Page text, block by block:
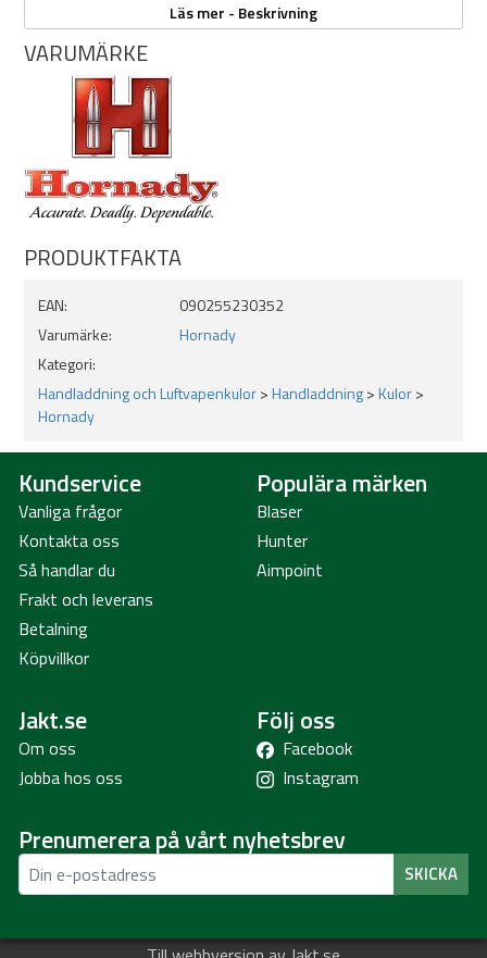
Modell: Hornady InterLock RN
Typ: Jaktkula för handladdning
Kaliber: .30 Cal (.308)
Kulvikt: 150 grain
Konstruktion: RN (Round Nose)
InterLock®-konstruktion
Exponerad blyspets
Ballistisk koefficient (G1): 0.186
Sectional Density (SD): 0.226
Läs mer - Beskrivning
VARUMÄRKE
PRODUKTFAKTA
EAN:
090255230352
Varumärke:
Hornady
Kategori:
Handladdning och Luftvapenkulor>Handladdning>Kulor>
Hornady
Kundservice
Vanliga frågor
Kontakta oss
Så handlar du
Frakt och leverans
Betalning
Köpvillkor
Populära märken
Blaser
Hunter
Aimpoint
Jakt.se
Om oss
Jobba hos oss
Följ oss
Facebook
Instagram
Prenumerera på vårt nyhetsbrev
SKICKA